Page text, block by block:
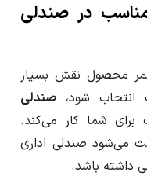
در صندلی
محصول نقش بسیار
انتخاب شود، صندلی
شما کار می‌کند.
می‌شود صندلی اداری
داشته باشد.